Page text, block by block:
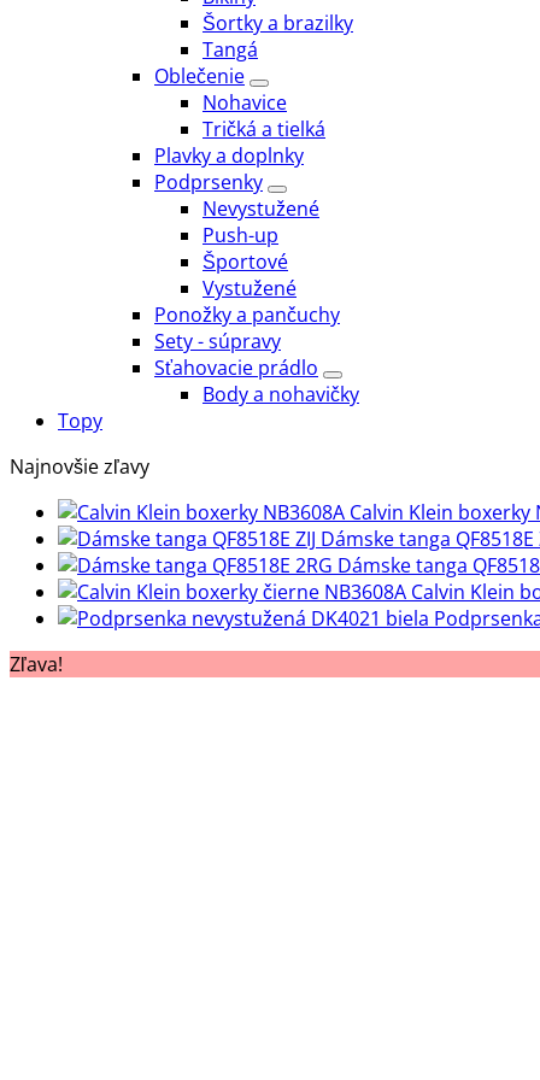
Šortky a brazilky
Tangá
Oblečenie
Nohavice
Tričká a tielká
Plavky a doplnky
Podprsenky
Nevystužené
Push-up
Športové
Vystužené
Ponožky a pančuchy
Sety - súpravy
Sťahovacie prádlo
Body a nohavičky
Topy
Najnovšie zľavy
Calvin Klein boxerky
Dámske tanga QF8518E
Dámske tanga
Calvin Klein
Zľava!